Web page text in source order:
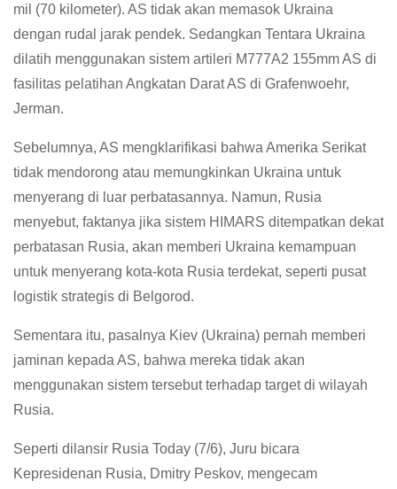
mil (70 kilometer). AS tidak akan memasok Ukraina
dengan rudal jarak pendek. Sedangkan Tentara Ukraina
dilatih menggunakan sistem artileri M777A2 155mm AS di
fasilitas pelatihan Angkatan Darat AS di Grafenwoehr,
Jerman.
Sebelumnya, AS mengklarifikasi bahwa Amerika Serikat
tidak mendorong atau memungkinkan Ukraina untuk
menyerang di luar perbatasannya. Namun, Rusia
menyebut, faktanya jika sistem HIMARS ditempatkan dekat
perbatasan Rusia, akan memberi Ukraina kemampuan
untuk menyerang kota-kota Rusia terdekat, seperti pusat
logistik strategis di Belgorod.
Sementara itu, pasalnya Kiev (Ukraina) pernah memberi
jaminan kepada AS, bahwa mereka tidak akan
menggunakan sistem tersebut terhadap target di wilayah
Rusia.
Seperti dilansir Rusia Today (7/6), Juru bicara
Kepresidenan Rusia, Dmitry Peskov, mengecam